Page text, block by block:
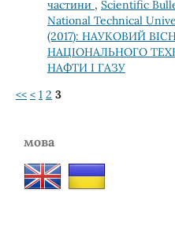
частини , Scientific
National Technical
(2017): НАУКОВИЙ
НАЦІОНАЛЬНОГО
НАФТИ І ГАЗУ
<< < 1 2 3
мова